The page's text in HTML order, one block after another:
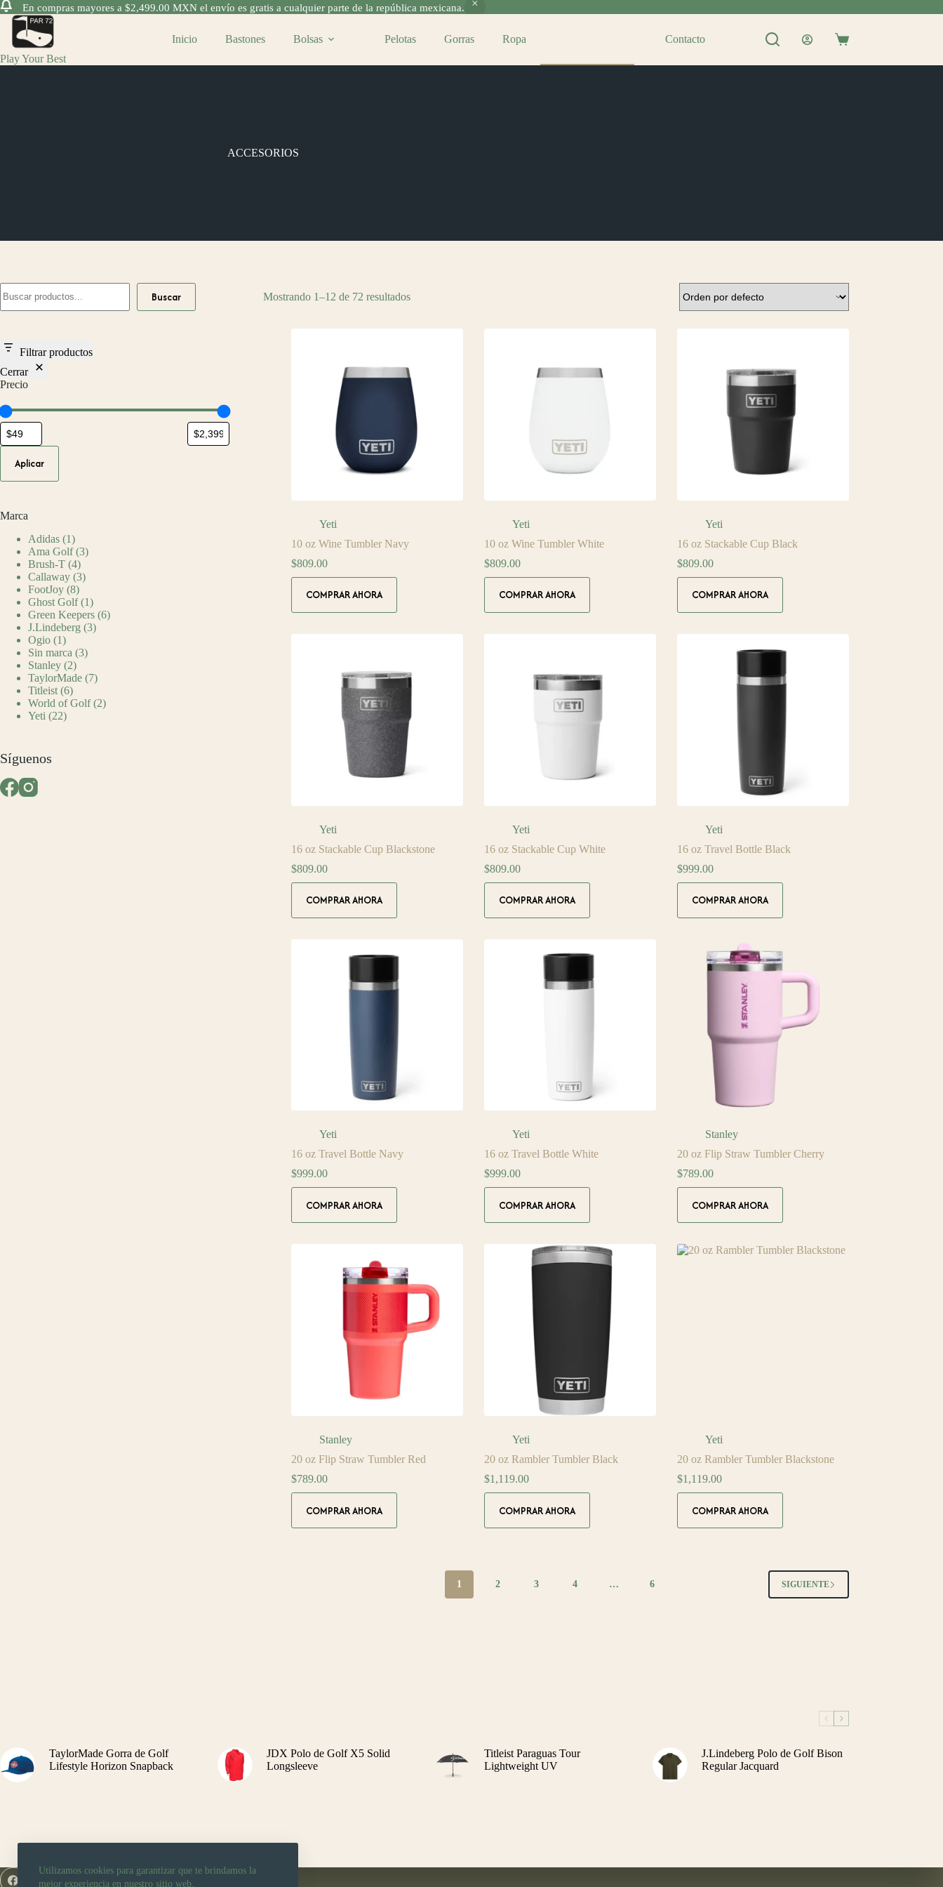
En compras mayores a $2,499.00 MXN el envío es gratis a cualquier parte de la república mexicana.
Saltar
contenido
Utilizamos cookies para garantizar que te brindamos la
mejor experiencia en nuestro sitio web.
Play Your Best
Inicio Bastones Bolsas Pelotas Gorras Ropa Contacto
Shopping
ACCESORIOS
Mostrando 1–12 de 72 resultados
Yeti
10 oz Wine Tumbler Navy
$809.00
COMPRAR AHORA
Yeti
10 oz Wine Tumbler White
$809.00
COMPRAR AHORA
Yeti
16 oz Stackable Cup Black
$809.00
COMPRAR AHORA
Yeti
16 oz Stackable Cup Blackstone
$809.00
COMPRAR AHORA
Yeti
16 oz Stackable Cup White
$809.00
COMPRAR AHORA
Yeti
16 oz Travel Bottle Black
$999.00
COMPRAR AHORA
Yeti
16 oz Travel Bottle Navy
$999.00
COMPRAR AHORA
Yeti
16 oz Travel Bottle White
$999.00
COMPRAR AHORA
Stanley
20 oz Flip Straw Tumbler Cherry
$789.00
COMPRAR AHORA
Stanley
20 oz Flip Straw Tumbler Red
$789.00
COMPRAR AHORA
Yeti
20 oz Rambler Tumbler Black
$1,119.00
COMPRAR AHORA
Yeti
20 oz Rambler Tumbler Blackstone
$1,119.00
COMPRAR AHORA
1 2 3 4 … 6 SIGUIENTE
Buscar
Filtrar productos
Cerrar
Precio
Aplicar
Marca
Adidas (1)
Ama Golf (3)
Brush-T (4)
Callaway (3)
FootJoy (8)
Ghost Golf (1)
Green Keepers (6)
J.Lindeberg (3)
Ogio (1)
Sin marca (3)
Stanley (2)
TaylorMade (7)
Titleist (6)
World of Golf (2)
Yeti (22)
Síguenos
TaylorMade Gorra de Golf
Lifestyle Horizon Snapback
JDX Polo de Golf X5 Solid
Longsleeve
Titleist Paraguas Tour
Lightweight UV
J.Lindeberg Polo de Golf Bison
Regular Jacquard
Facebook Instagram WhatsApp